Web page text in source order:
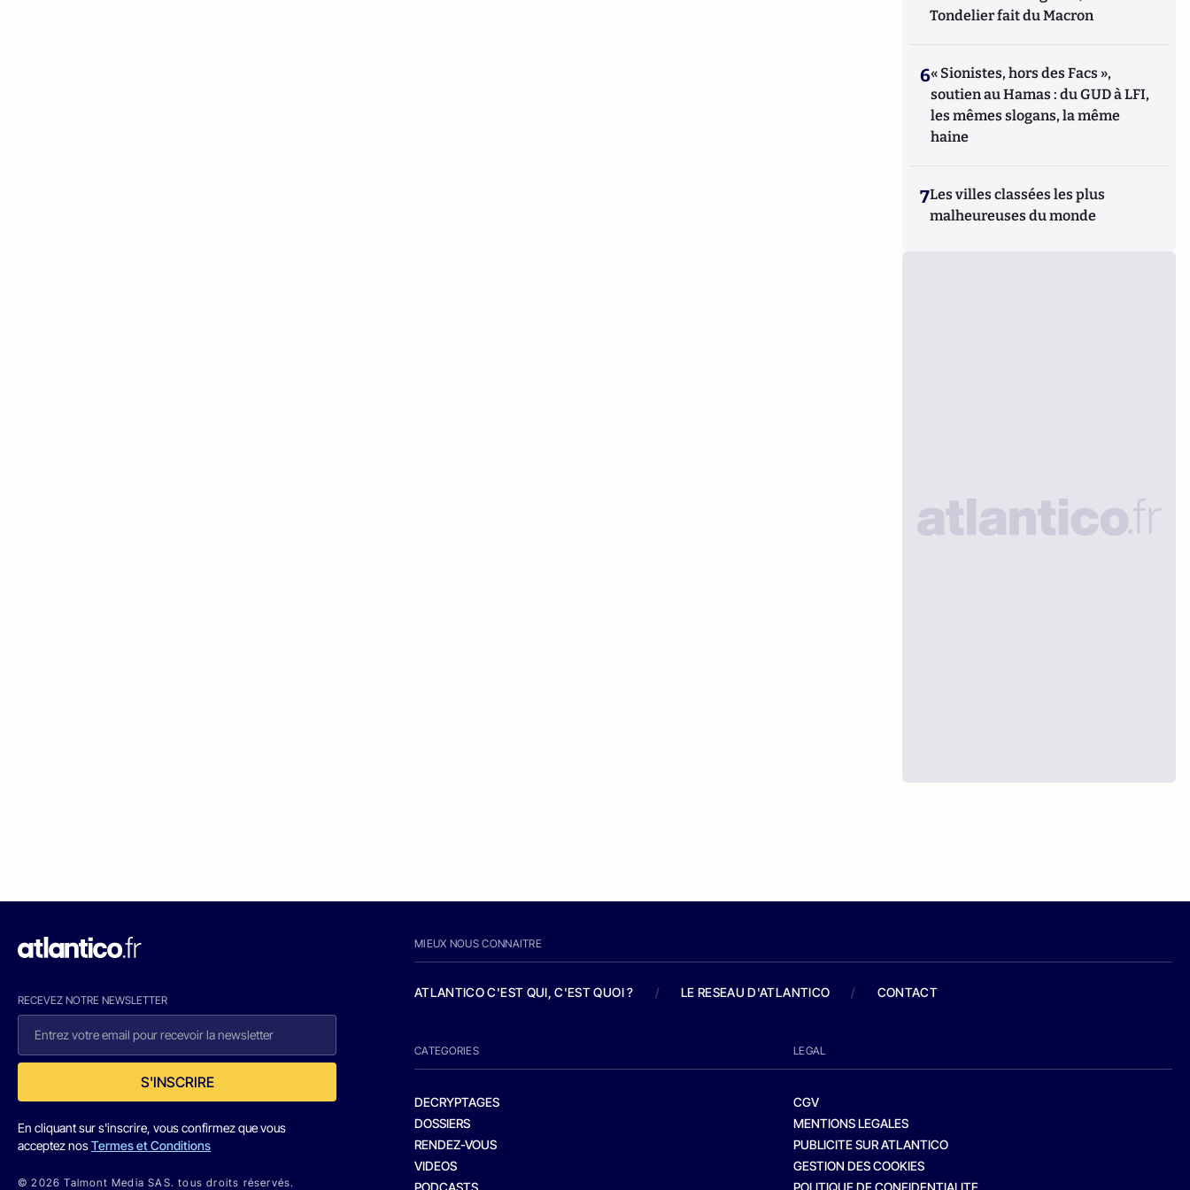
Tondelier fait du Macron
6« Sionistes, hors des Facs »,
soutien au Hamas : du GUD à LFI,
les mêmes slogans, la même
haine
7Les villes classées les plus
malheureuses du monde
RECEVEZ NOTRE NEWSLETTER
S'INSCRIRE
En cliquant sur s'inscrire, vous confirmez que vous
acceptez nosTermes et Conditions
© 2026 Talmont Media SAS. tous droits réservés.
MIEUX NOUS CONNAITRE
ATLANTICO C'EST QUI, C'EST QUOI ? / LE RESEAU D'ATLANTICO / CONTACT
CATEGORIES
DECRYPTAGES
DOSSIERS
RENDEZ-VOUS
VIDEOS
PODCASTS
LEGAL
CGV
MENTIONS LEGALES
PUBLICITE SUR ATLANTICO
GESTION DES COOKIES
POLITIQUE DE CONFIDENTIALITE